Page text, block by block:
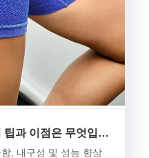
과 이점은 무엇입니
, 내구성 및 성능 향상